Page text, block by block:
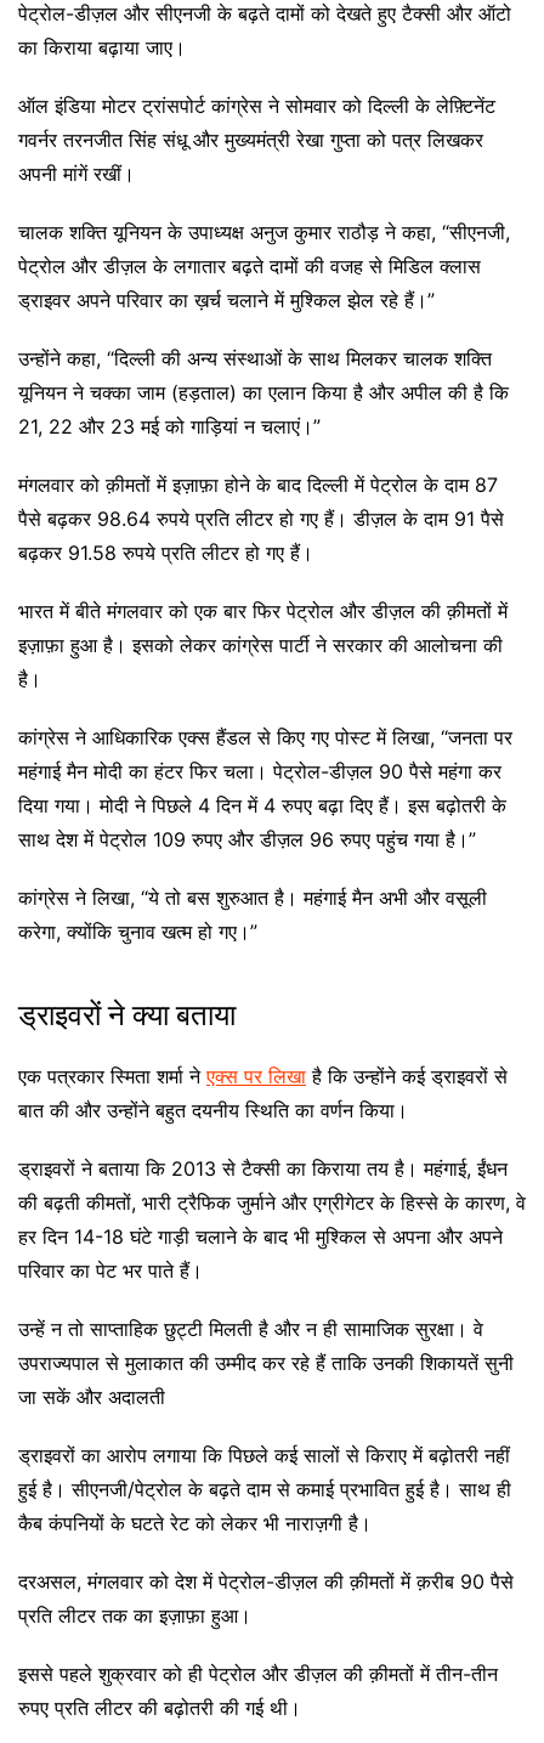
पेट्रोल-डीज़ल और सीएनजी के बढ़ते दामों को देखते हुए टैक्सी और ऑटो
का किराया बढ़ाया जाए।
ऑल इंडिया मोटर ट्रांसपोर्ट कांग्रेस ने सोमवार को दिल्ली के लेफ़्टिनेंट
गवर्नर तरनजीत सिंह संधू और मुख्यमंत्री रेखा गुप्ता को पत्र लिखकर
अपनी मांगें रखीं।
चालक शक्ति यूनियन के उपाध्यक्ष अनुज कुमार राठौड़ ने कहा, “सीएनजी,
पेट्रोल और डीज़ल के लगातार बढ़ते दामों की वजह से मिडिल क्लास
ड्राइवर अपने परिवार का ख़र्च चलाने में मुश्किल झेल रहे हैं।”
उन्होंने कहा, “दिल्ली की अन्य संस्थाओं के साथ मिलकर चालक शक्ति
यूनियन ने चक्का जाम (हड़ताल) का एलान किया है और अपील की है कि
21, 22 और 23 मई को गाड़ियां न चलाएं।”
मंगलवार को क़ीमतों में इज़ाफ़ा होने के बाद दिल्ली में पेट्रोल के दाम 87
पैसे बढ़कर 98.64 रुपये प्रति लीटर हो गए हैं। डीज़ल के दाम 91 पैसे
बढ़कर 91.58 रुपये प्रति लीटर हो गए हैं।
भारत में बीते मंगलवार को एक बार फिर पेट्रोल और डीज़ल की क़ीमतों में
इज़ाफ़ा हुआ है। इसको लेकर कांग्रेस पार्टी ने सरकार की आलोचना की
है।
कांग्रेस ने आधिकारिक एक्स हैंडल से किए गए पोस्ट में लिखा, “जनता पर
महंगाई मैन मोदी का हंटर फिर चला। पेट्रोल-डीज़ल 90 पैसे महंगा कर
दिया गया। मोदी ने पिछले 4 दिन में 4 रुपए बढ़ा दिए हैं। इस बढ़ोतरी के
साथ देश में पेट्रोल 109 रुपए और डीज़ल 96 रुपए पहुंच गया है।”
कांग्रेस ने लिखा, “ये तो बस शुरुआत है। महंगाई मैन अभी और वसूली
करेगा, क्योंकि चुनाव खत्म हो गए।”
ड्राइवरों ने क्या बताया
एक पत्रकार स्मिता शर्मा नेएक्स पर लिखा है कि उन्होंने कई ड्राइवरों से
बात की और उन्होंने बहुत दयनीय स्थिति का वर्णन किया।
ड्राइवरों ने बताया कि 2013 से टैक्सी का किराया तय है। महंगाई, ईंधन
की बढ़ती कीमतों, भारी ट्रैफिक जुर्माने और एग्रीगेटर के हिस्से के कारण, वे
हर दिन 14-18 घंटे गाड़ी चलाने के बाद भी मुश्किल से अपना और अपने
परिवार का पेट भर पाते हैं।
उन्हें न तो साप्ताहिक छुट्टी मिलती है और न ही सामाजिक सुरक्षा। वे
उपराज्यपाल से मुलाकात की उम्मीद कर रहे हैं ताकि उनकी शिकायतें सुनी
जा सकें और अदालती
ड्राइवरों का आरोप लगाया कि पिछले कई सालों से किराए में बढ़ोतरी नहीं
हुई है। सीएनजी/पेट्रोल के बढ़ते दाम से कमाई प्रभावित हुई है। साथ ही
कैब कंपनियों के घटते रेट को लेकर भी नाराज़गी है।
दरअसल, मंगलवार को देश में पेट्रोल-डीज़ल की क़ीमतों में क़रीब 90 पैसे
प्रति लीटर तक का इज़ाफ़ा हुआ।
इससे पहले शुक्रवार को ही पेट्रोल और डीज़ल की क़ीमतों में तीन-तीन
रुपए प्रति लीटर की बढ़ोतरी की गई थी।